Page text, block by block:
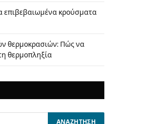
επιβεβαιωμένα κρούσματα
θερμοκρασιών: Πώς να
θερμοπληξία